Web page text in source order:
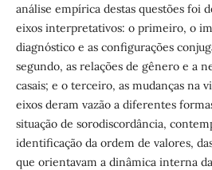
análise empírica destas questões foi
eixos interpretativos: o primeiro, o
diagnóstico e as configurações
segundo, as relações de gênero e a
casais; e o terceiro, as mudanças na
eixos deram vazão a diferentes
situação de sorodiscordância,
identificação da ordem de valores,
que orientavam a dinâmica interna